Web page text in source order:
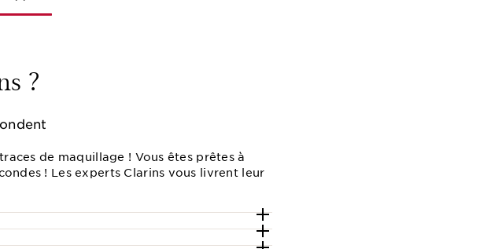
?
de maquillage ! Vous êtes prêtes à
! Les experts Clarins vous livrent leur